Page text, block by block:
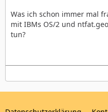
Was ich schon immer mal
mit IBMs OS/2 und
tun?